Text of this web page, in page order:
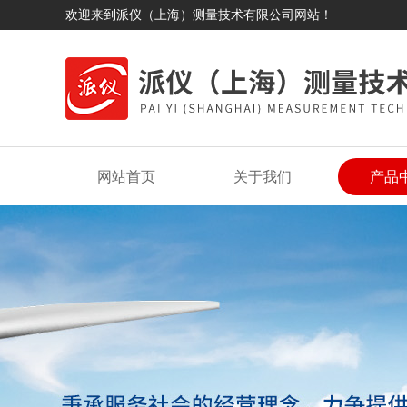
欢迎来到派仪（上海）测量技术有限公司网站！
网站首页 关于我们 产品